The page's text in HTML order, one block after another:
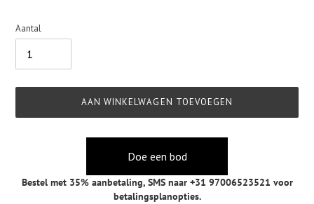
Aantal
AAN WINKELWAGEN TOEVOEGEN
Doe een bod
Bestel met 35% aanbetaling, SMS naar +31 97006523521 voor
betalingsplanopties.